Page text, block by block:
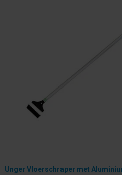
Unger Vloerschraper met